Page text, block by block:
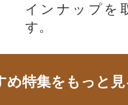
インナップを
す。
め特集をもっと